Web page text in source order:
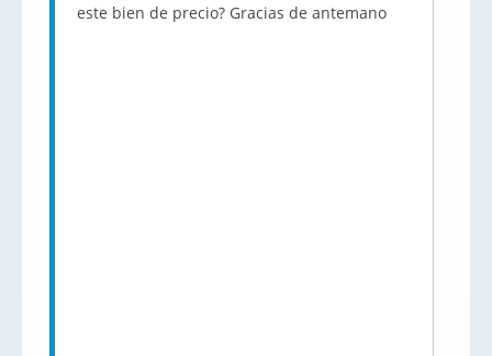
este bien de precio? Gracias de antemano